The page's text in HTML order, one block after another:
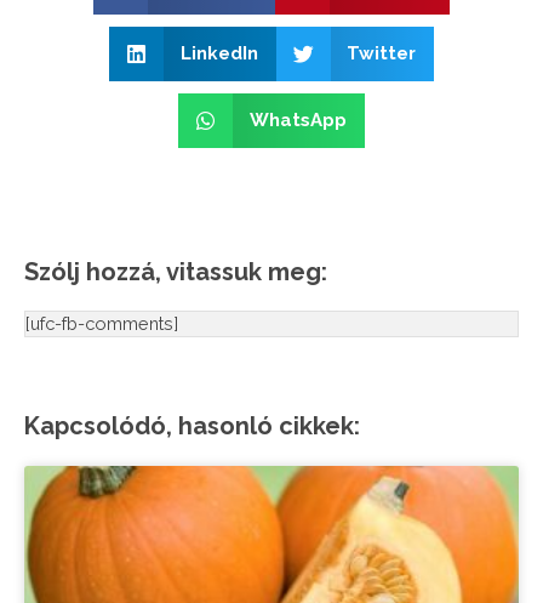
LinkedIn Twitter
WhatsApp
Szólj hozzá, vitassuk meg:
[ufc-fb-comments]
Kapcsolódó, hasonló cikkek: